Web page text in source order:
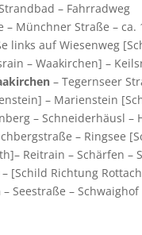
– Fahrradweg
– Münchner Straße – ca.
links auf Wiesenweg
– Waakirchen] –
– Tegernseer
– Marienstein
– Schneiderhäusl –
– Ringsee
Reitrain – Schärfen –
[Schild Richtung
– Seestraße – Schwaighof